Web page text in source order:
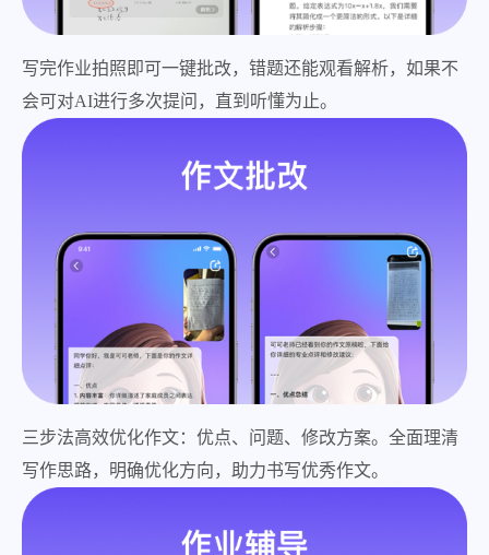
写完作业拍照即可一键批改，错题还能观看解析，如果不
会可对AI进行多次提问，直到听懂为止。
三步法高效优化作文：优点、问题、修改方案。全面理清
写作思路，明确优化方向，助力书写优秀作文。